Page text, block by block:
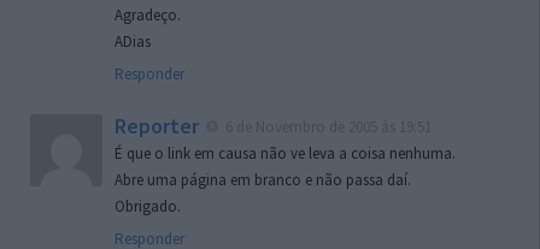
Agradeço.
ADias
Responder
Reporter
É que o link em causa não ve leva a coisa nenhuma.
Abre uma página em branco e não passa daí.
Obrigado.
Responder